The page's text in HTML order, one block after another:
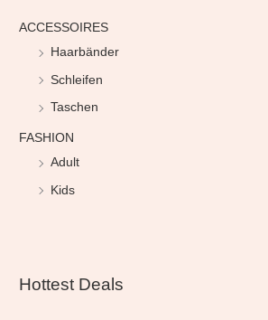
ACCESSOIRES
Haarbänder
Schleifen
Taschen
FASHION
Adult
Kids
Hottest Deals